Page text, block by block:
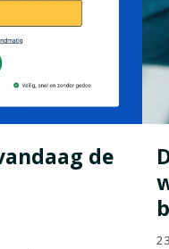
de